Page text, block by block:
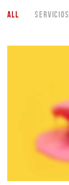
ALL SERVICIOS